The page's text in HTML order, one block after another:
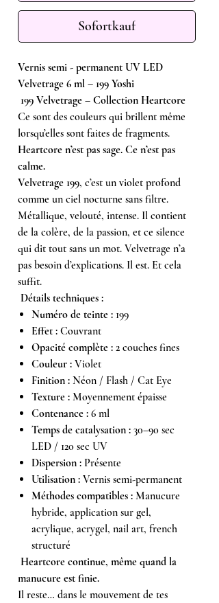
Sofortkauf
Vernis semi - permanent UV LED
Velvetrage 6 ml – 199 Yoshi
199 Velvetrage – Collection Heartcore
Ce sont des couleurs qui brillent même
lorsqu’elles sont faites de fragments.
Heartcore n’est pas sage. Ce n’est pas
calme.
Velvetrage 199, c’est un violet profond
comme un ciel nocturne sans filtre.
Métallique, velouté, intense. Il contient
de la colère, de la passion, et ce silence
qui dit tout sans un mot. Velvetrage n’a
pas besoin d’explications. Il est. Et cela
suffit.
Détails techniques :
Numéro de teinte : 199
Effet : Couvrant
Opacité complète : 2 couches fines
Couleur : Violet
Finition : Néon / Flash / Cat Eye
Texture : Moyennement épaisse
Contenance : 6 ml
Temps de catalysation : 30–90 sec
LED / 120 sec UV
Dispersion : Présente
Utilisation : Vernis semi-permanent
Méthodes compatibles : Manucure
hybride, application sur gel,
acrylique, acrygel, nail art, french
structuré
Heartcore continue, même quand la
manucure est finie.
Il reste… dans le mouvement de tes